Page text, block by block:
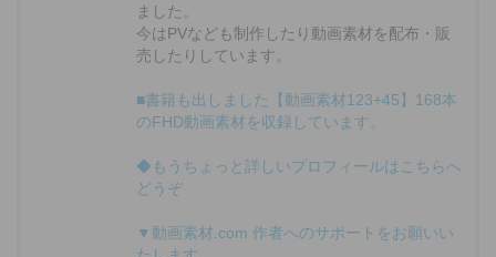
ました。
今はPVなども制作したり動画素材を配布・販
売したりしています。
■書籍も出しました【動画素材123+45】168本
のFHD動画素材を収録しています。
◆もうちょっと詳しいプロフィールはこちらへ
どうぞ
▼動画素材.com 作者へのサポートをお願いい